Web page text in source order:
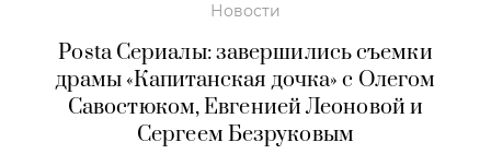
Новости
Posta Сериалы: завершились съемки
драмы «Капитанская дочка» с Олегом
Савостюком, Евгенией Леоновой и
Сергеем Безруковым